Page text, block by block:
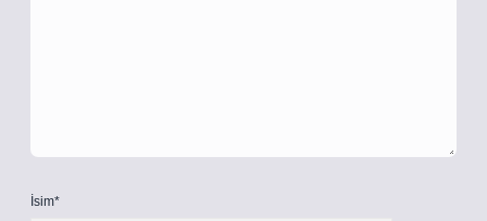
İsim*